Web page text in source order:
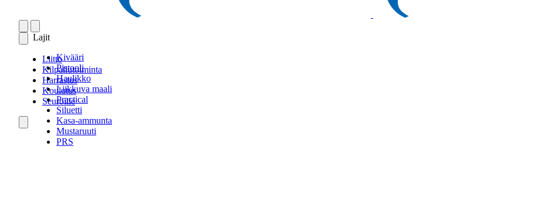
Lajit
Kivääri
Pistooli
Haulikko
Liikkuva maali
Practical
Siluetti
Kasa-ammunta
Mustaruuti
PRS
Liitto
Kilpailutoiminta
Harrastus
Koulutus
Seuroille